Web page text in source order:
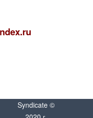
Syndicate ©